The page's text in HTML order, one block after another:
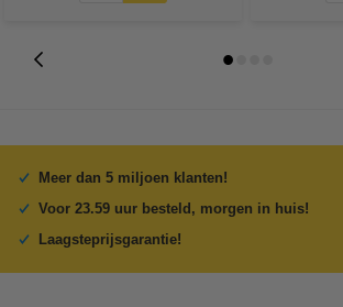
Meer dan 5 miljoen klanten!
Voor 23.59 uur besteld, morgen in huis!
Laagsteprijsgarantie!